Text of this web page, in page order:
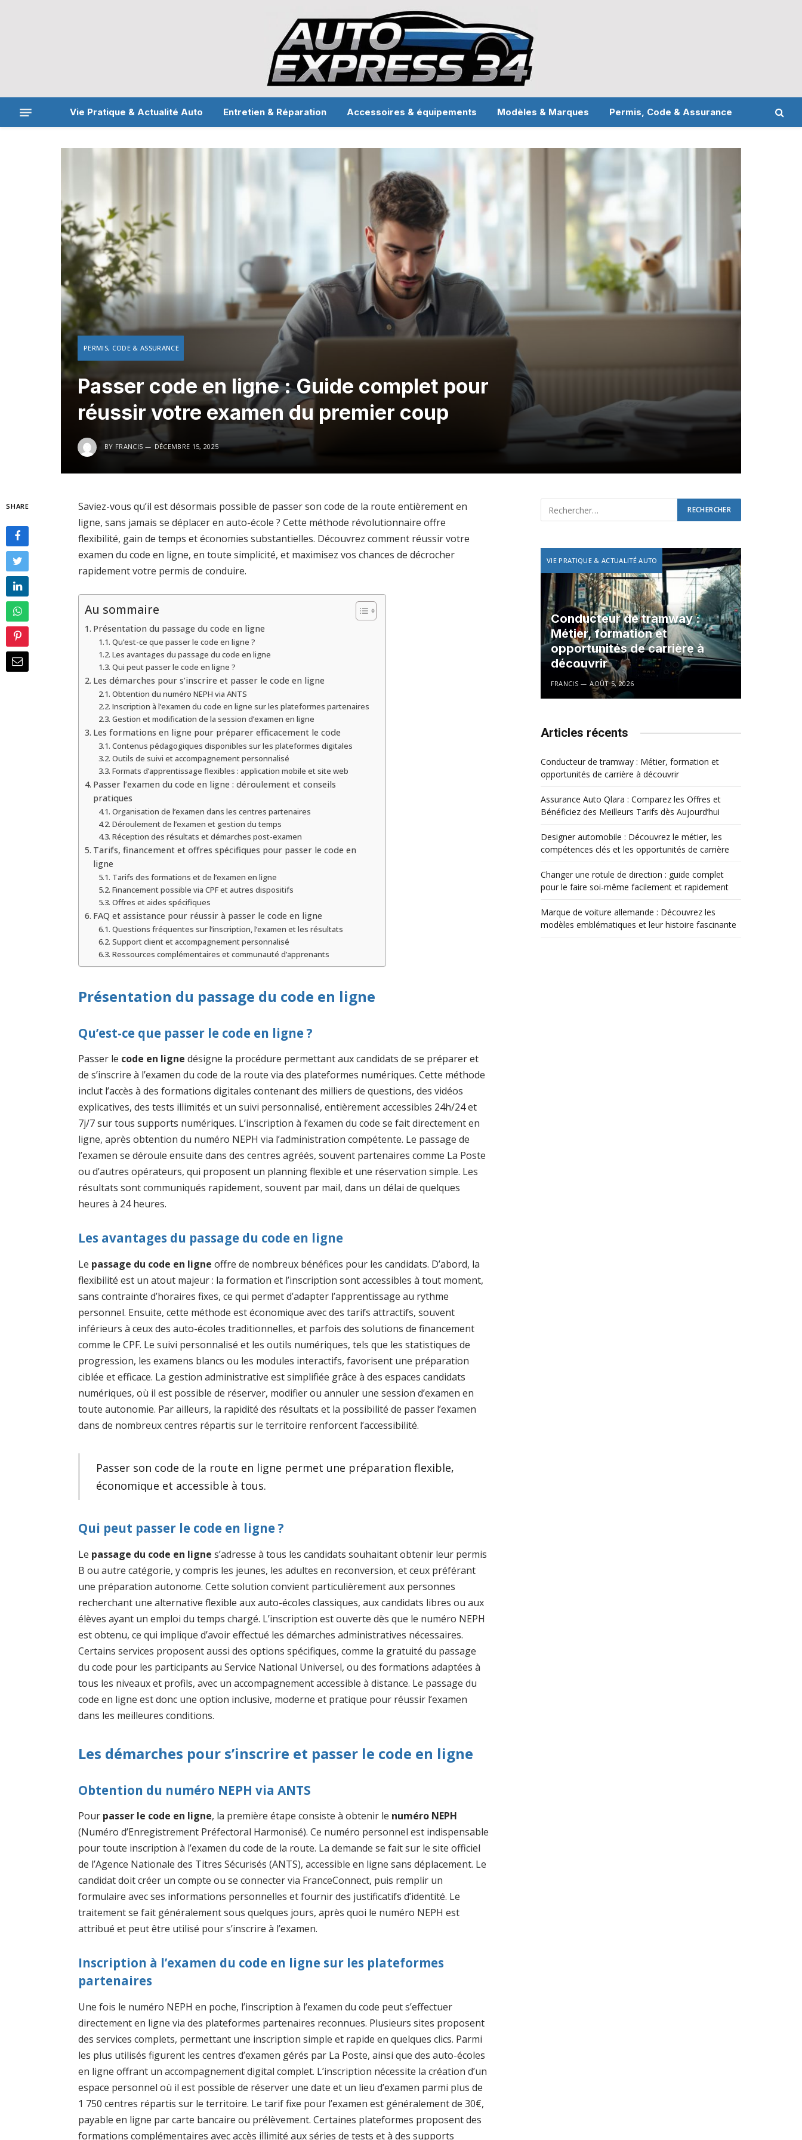
Vie Pratique & Actualité Auto Entretien & Réparation Accessoires & équipements Modèles & Marques Permis, Code & Assurance
PERMIS, CODE & ASSURANCE
Passer code en ligne : Guide complet pour
réussir votre examen du premier coup
BY FRANCIS DÉCEMBRE 15, 2025
SHARE
Saviez-vous qu’il est désormais possible de passer son code de la route entièrement en
ligne, sans jamais se déplacer en auto-école ? Cette méthode révolutionnaire offre
flexibilité, gain de temps et économies substantielles. Découvrez comment réussir votre
examen du code en ligne, en toute simplicité, et maximisez vos chances de décrocher
rapidement votre permis de conduire.
Au sommaire
Présentation du passage du code en ligne
Qu’est-ce que passer le code en ligne ?
Les avantages du passage du code en ligne
Qui peut passer le code en ligne ?
Les démarches pour s’inscrire et passer le code en ligne
Obtention du numéro NEPH via ANTS
Inscription à l’examen du code en ligne sur les plateformes partenaires
Gestion et modification de la session d’examen en ligne
Les formations en ligne pour préparer efficacement le code
Contenus pédagogiques disponibles sur les plateformes digitales
Outils de suivi et accompagnement personnalisé
Formats d’apprentissage flexibles : application mobile et site web
Passer l’examen du code en ligne : déroulement et conseils
pratiques
Organisation de l’examen dans les centres partenaires
Déroulement de l’examen et gestion du temps
Réception des résultats et démarches post-examen
Tarifs, financement et offres spécifiques pour passer le code en
ligne
Tarifs des formations et de l’examen en ligne
Financement possible via CPF et autres dispositifs
Offres et aides spécifiques
FAQ et assistance pour réussir à passer le code en ligne
Questions fréquentes sur l’inscription, l’examen et les résultats
Support client et accompagnement personnalisé
Ressources complémentaires et communauté d’apprenants
Présentation du passage du code en ligne
Qu’est-ce que passer le code en ligne ?
Passer le code en ligne désigne la procédure permettant aux candidats de se préparer et
de s’inscrire à l’examen du code de la route via des plateformes numériques. Cette méthode
inclut l’accès à des formations digitales contenant des milliers de questions, des vidéos
explicatives, des tests illimités et un suivi personnalisé, entièrement accessibles 24h/24 et
7j/7 sur tous supports numériques. L’inscription à l’examen du code se fait directement en
ligne, après obtention du numéro NEPH via l’administration compétente. Le passage de
l’examen se déroule ensuite dans des centres agréés, souvent partenaires comme La Poste
ou d’autres opérateurs, qui proposent un planning flexible et une réservation simple. Les
résultats sont communiqués rapidement, souvent par mail, dans un délai de quelques
heures à 24 heures.
Les avantages du passage du code en ligne
Le passage du code en ligne offre de nombreux bénéfices pour les candidats. D’abord, la
flexibilité est un atout majeur : la formation et l’inscription sont accessibles à tout moment,
sans contrainte d’horaires fixes, ce qui permet d’adapter l’apprentissage au rythme
personnel. Ensuite, cette méthode est économique avec des tarifs attractifs, souvent
inférieurs à ceux des auto-écoles traditionnelles, et parfois des solutions de financement
comme le CPF. Le suivi personnalisé et les outils numériques, tels que les statistiques de
progression, les examens blancs ou les modules interactifs, favorisent une préparation
ciblée et efficace. La gestion administrative est simplifiée grâce à des espaces candidats
numériques, où il est possible de réserver, modifier ou annuler une session d’examen en
toute autonomie. Par ailleurs, la rapidité des résultats et la possibilité de passer l’examen
dans de nombreux centres répartis sur le territoire renforcent l’accessibilité.
Passer son code de la route en ligne permet une préparation flexible,
économique et accessible à tous.
Qui peut passer le code en ligne ?
Le passage du code en ligne s’adresse à tous les candidats souhaitant obtenir leur permis
B ou autre catégorie, y compris les jeunes, les adultes en reconversion, et ceux préférant
une préparation autonome. Cette solution convient particulièrement aux personnes
recherchant une alternative flexible aux auto-écoles classiques, aux candidats libres ou aux
élèves ayant un emploi du temps chargé. L’inscription est ouverte dès que le numéro NEPH
est obtenu, ce qui implique d’avoir effectué les démarches administratives nécessaires.
Certains services proposent aussi des options spécifiques, comme la gratuité du passage
du code pour les participants au Service National Universel, ou des formations adaptées à
tous les niveaux et profils, avec un accompagnement accessible à distance. Le passage du
code en ligne est donc une option inclusive, moderne et pratique pour réussir l’examen
dans les meilleures conditions.
Les démarches pour s’inscrire et passer le code en ligne
Obtention du numéro NEPH via ANTS
Pour passer le code en ligne, la première étape consiste à obtenir le numéro NEPH
(Numéro d’Enregistrement Préfectoral Harmonisé). Ce numéro personnel est indispensable
pour toute inscription à l’examen du code de la route. La demande se fait sur le site officiel
de l’Agence Nationale des Titres Sécurisés (ANTS), accessible en ligne sans déplacement. Le
candidat doit créer un compte ou se connecter via FranceConnect, puis remplir un
formulaire avec ses informations personnelles et fournir des justificatifs d’identité. Le
traitement se fait généralement sous quelques jours, après quoi le numéro NEPH est
attribué et peut être utilisé pour s’inscrire à l’examen.
Inscription à l’examen du code en ligne sur les plateformes
partenaires
Une fois le numéro NEPH en poche, l’inscription à l’examen du code peut s’effectuer
directement en ligne via des plateformes partenaires reconnues. Plusieurs sites proposent
des services complets, permettant une inscription simple et rapide en quelques clics. Parmi
les plus utilisés figurent les centres d’examen gérés par La Poste, ainsi que des auto-écoles
en ligne offrant un accompagnement digital complet. L’inscription nécessite la création d’un
espace personnel où il est possible de réserver une date et un lieu d’examen parmi plus de
1 750 centres répartis sur le territoire. Le tarif fixe pour l’examen est généralement de 30€,
payable en ligne par carte bancaire ou prélèvement. Certaines plateformes proposent des
formations complémentaires avec accès illimité aux séries de tests et à des supports
VIE PRATIQUE & ACTUALITÉ AUTO
Conducteur de tramway :
Métier, formation et
opportunités de carrière à
découvrir
FRANCIS AOÛT 5, 2026
Articles récents
Conducteur de tramway : Métier, formation et
opportunités de carrière à découvrir
Assurance Auto Qlara : Comparez les Offres et
Bénéficiez des Meilleurs Tarifs dès Aujourd’hui
Designer automobile : Découvrez le métier, les
compétences clés et les opportunités de carrière
Changer une rotule de direction : guide complet
pour le faire soi-même facilement et rapidement
Marque de voiture allemande : Découvrez les
modèles emblématiques et leur histoire fascinante